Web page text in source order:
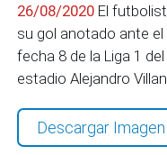
26/08/2020 El
su gol anotado ante el
fecha 8 de la Liga 1
estadio Alejandro
Descargar Imagen